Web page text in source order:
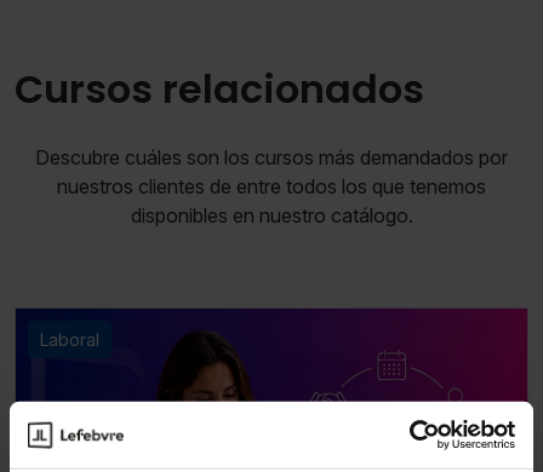
Cursos relacionados
Descubre cuáles son los cursos más demandados por
nuestros clientes de entre todos los que tenemos
disponibles en nuestro catálogo.
Laboral